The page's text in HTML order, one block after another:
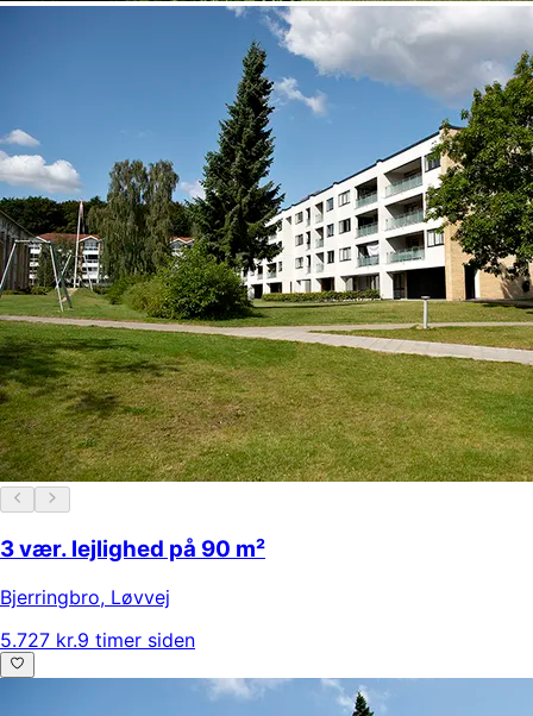
3 vær. lejlighed på 90 m²
Bjerringbro, Løvvej
5.727 kr.9 timer siden